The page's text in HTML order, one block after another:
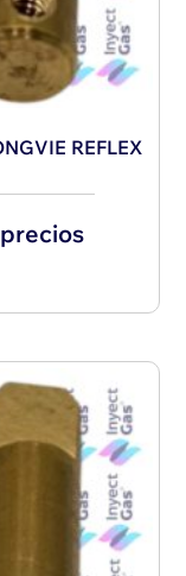
REFLEX